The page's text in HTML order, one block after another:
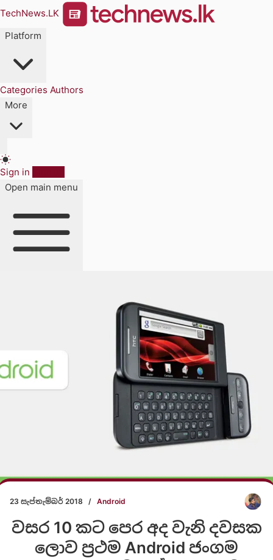
TechNews.LK
Platform
Categories Authors
More
Sign in
Open main menu
23 සැප්තැම්බර් 2018 / Android
වසර 10 කට පෙර අද වැනි දවසක
ලොව ප්‍රථම Android ජංගම